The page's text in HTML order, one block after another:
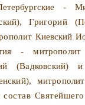
-
Григорий
Киевский
- мит­
(Вадковский) и